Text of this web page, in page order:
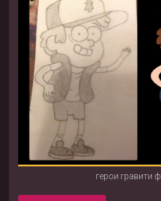
герои гравити